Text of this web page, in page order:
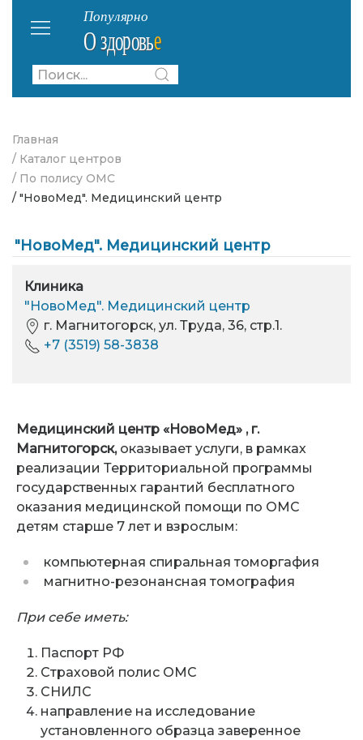
Главная
/ Каталог центров
/ По полису ОМС
/ "НовоМед". Медицинский центр
"НовоМед". Медицинский центр
Клиника
"НовоМед". Медицинский центр
г. Магнитогорск, ул. Труда, 36, стр.1.
+7 (3519) 58-3838
Медицинский центр «НовоМед» , г.
Магнитогорск,оказывает услуги, в рамках
реализации Территориальной программы
государственных гарантий бесплатного
оказания медицинской помощи по ОМС
детям старше 7 лет и взрослым:
компьютерная спиральная томоргафия
магнитно-резонансная томография
При себе иметь:
Паспорт РФ
Страховой полис ОМС
СНИЛС
направление на исследование
установленного образца заверенное